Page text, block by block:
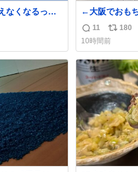
なくなるって
←大阪でおもちゃ
ちゃ好きが撮
返
信
数
11
リ
ポ
ス
ト
数
180
10時間前